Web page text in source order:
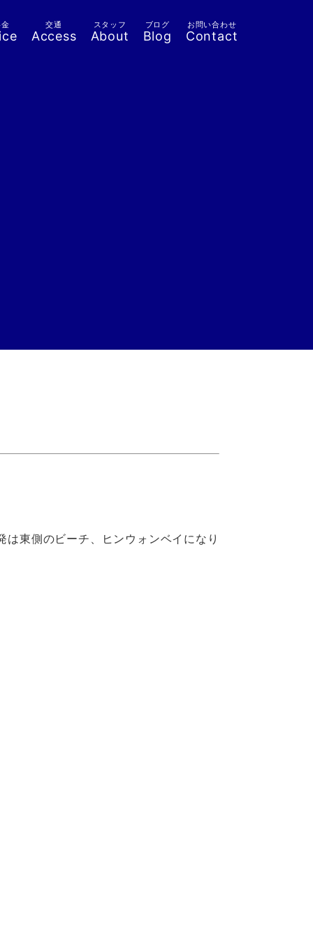
交通
Access
スタッフ
About
ブログ
Blog
お問い合わせ
Contact
東側のビーチ、ヒンウォンベイになり